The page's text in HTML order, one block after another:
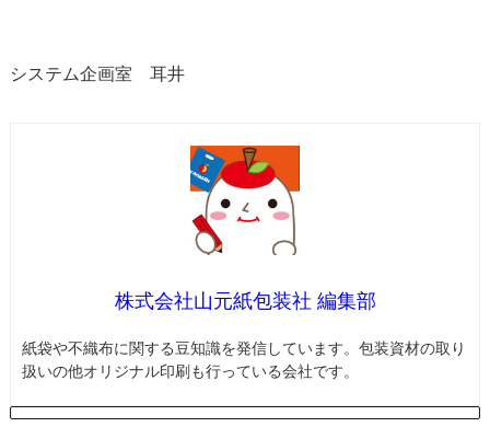
システム企画室 耳井
株式会社山元紙包装社 編集部
紙袋や不織布に関する豆知識を発信しています。包装資材の取り
扱いの他オリジナル印刷も行っている会社です。